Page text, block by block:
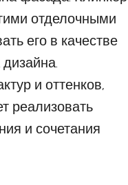
отделочными
его в качестве
и оттенков,
реализовать
и сочетания